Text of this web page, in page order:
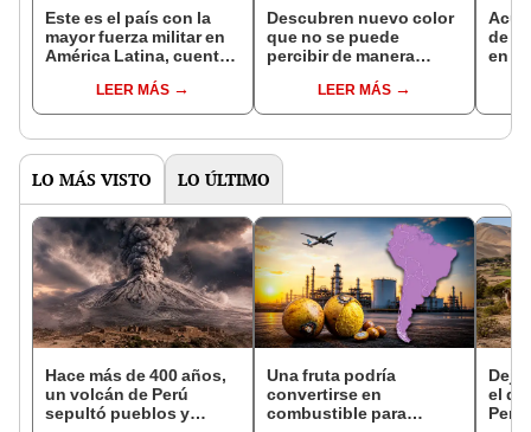
Este es el país con la
mayor fuerza militar en
América Latina, cuenta
tanques: ¿en qué
puesto se ubica Perú?
LEER MÁS
Descubren nuevo color
que no se puede
percibir de manera
humano: solo 5
personas lo han visto
LEER MÁS
de
en
LO MÁS VISTO LO ÚLTIMO
Hace más de 400 años,
un volcán de Perú
sepultó pueblos y
Una fruta podría
convertirse en
combustible para
Dejó
el